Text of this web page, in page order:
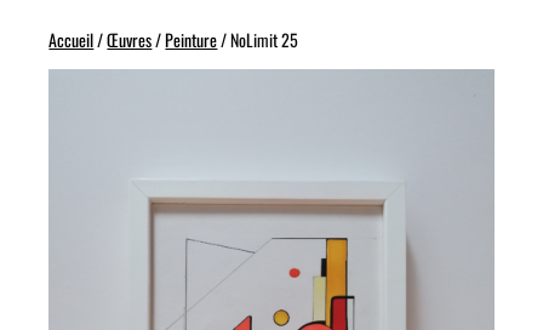
Accueil/Œuvres/Peinture/ NoLimit 25